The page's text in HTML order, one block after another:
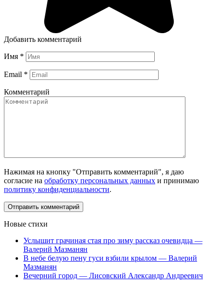
Добавить комментарий
Имя *
Email *
Комментарий
Нажимая на кнопку "Отправить комментарий", я даю
согласие на обработку персональных данных и принимаю
политику конфиденциальности.
Новые стихи
Услышит грачиная стая про зиму рассказ очевидца —
Валерий Мазманян
В небе белую пену гуси взбили крылом — Валерий
Мазманян
Вечерний город — Лисовский Александр Андреевич